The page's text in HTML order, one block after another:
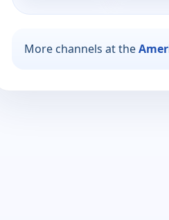
More channels at the